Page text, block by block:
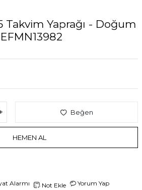
Takvim Yaprağı - Doğum
Beğen
HEMEN AL
Alarmı Not Ekle Yorum Yap